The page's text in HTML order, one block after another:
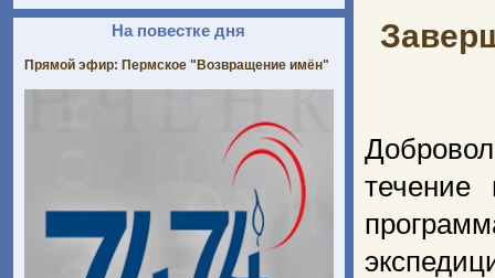
На повестке дня
Прямой эфир: Пермское "Возвращение имён"